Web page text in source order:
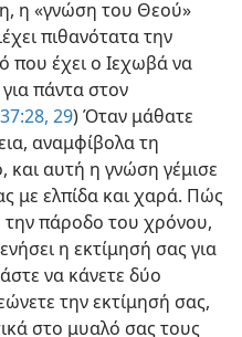
η «γνώση του Θεού»
πιθανότατα την
που έχει ο Ιεχωβά να
πάντα στον
29) Όταν μάθατε
αναμφίβολα τη
αυτή η γνώση γέμισε
με ελπίδα και χαρά. Πώς
πάροδο του χρόνου,
η εκτίμησή σας για
να κάνετε δύο
την εκτίμησή σας,
στο μυαλό σας τους